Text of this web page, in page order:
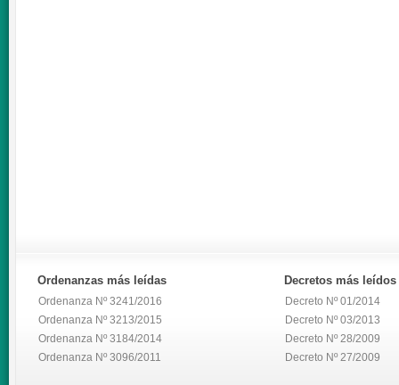
Ordenanzas más leídas
Ordenanza Nº 3241/2016
Ordenanza Nº 3213/2015
Ordenanza Nº 3184/2014
Ordenanza Nº 3096/2011
Decretos más leídos
Decreto Nº 01/2014
Decreto Nº 03/2013
Decreto Nº 28/2009
Decreto Nº 27/2009